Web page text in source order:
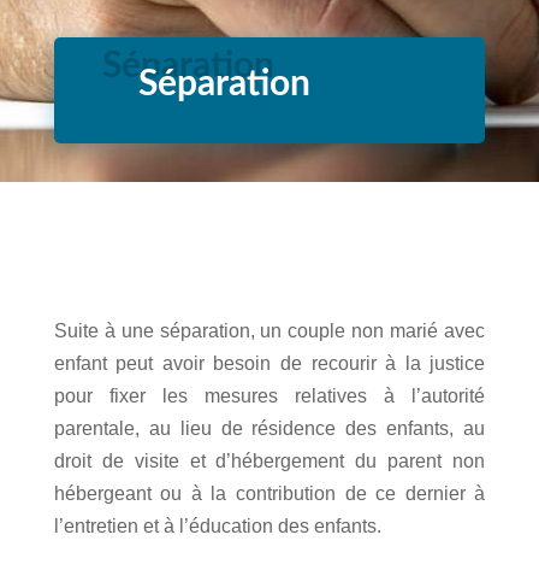
Séparation
Suite à une séparation, un couple non marié avec
enfant peut avoir besoin de recourir à la justice
pour fixer les mesures relatives à l’autorité
parentale, au lieu de résidence des enfants, au
droit de visite et d’hébergement du parent non
hébergeant ou à la contribution de ce dernier à
l’entretien et à l’éducation des enfants.